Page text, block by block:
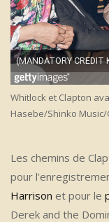
Whitlock et Clapton
Hasebe/Shinko Music/
Les chemins de
pour
Harrison et pour le
Derek and the